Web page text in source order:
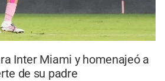
Inter Miami y homenajeó a
de su padre